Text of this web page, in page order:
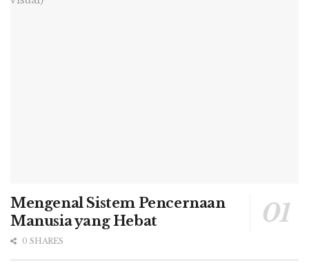
Mengenal Sistem Pencernaan
Manusia yang Hebat
0 SHARES